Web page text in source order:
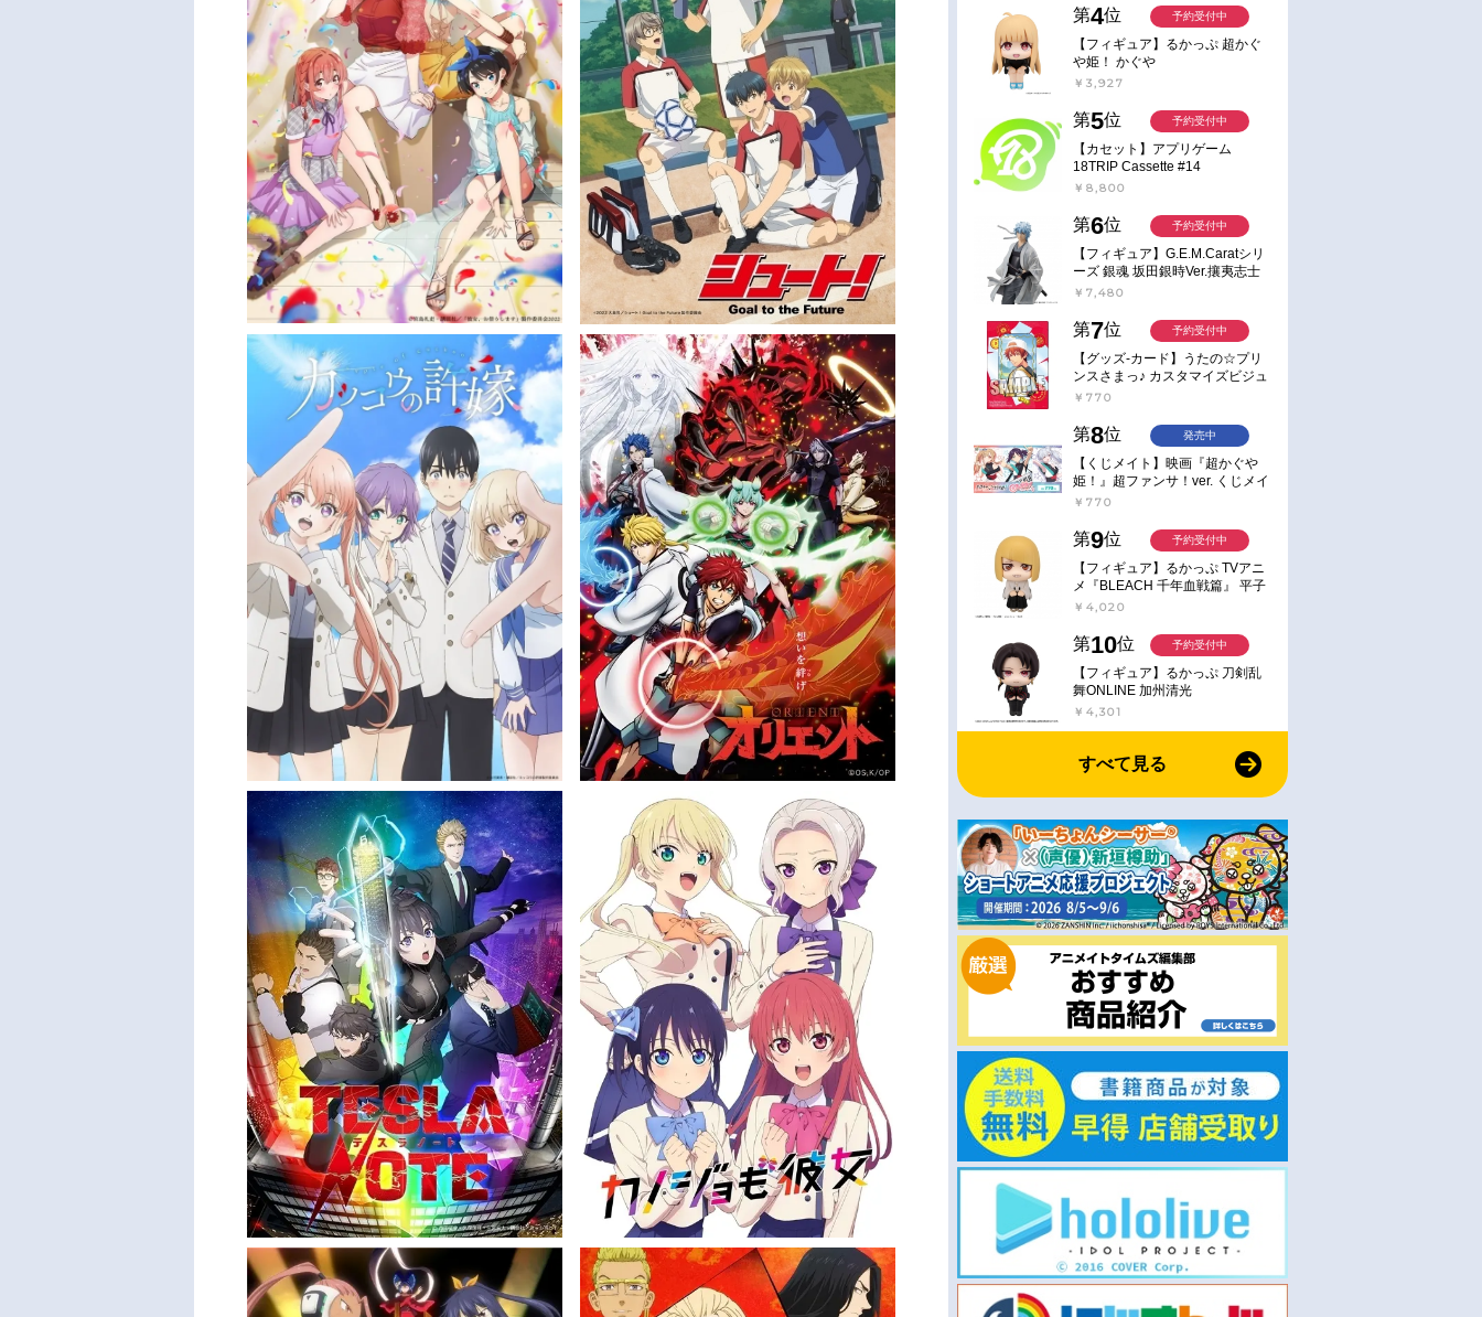
第4位
【フィギュア】るかっぷ 超かぐ
や姫！ かぐや
￥3,927
予約受付中
第5位
【カセット】アプリゲーム
18TRIP Cassette #14
￥8,800
予約受付中
第6位
【フィギュア】G.E.M.Caratシリ
ーズ 銀魂 坂田銀時Ver.攘夷志士
完成品フィギュア
￥7,480
予約受付中
第7位
【グッズ-カード】うたの☆プリ
ンスさまっ♪ カスタマイズビジュ
アルカードコレクション Best
￥770
予約受付中
第8位
【くじメイト】映画『超かぐや
姫！』超ファンサ！ver. くじメイ
ト
￥770
発売中
第9位
【フィギュア】るかっぷ TVアニ
メ『BLEACH 千年血戦篇』 平子
真子
￥4,020
予約受付中
第10位
【フィギュア】るかっぷ 刀剣乱
舞ONLINE 加州清光
￥4,301
予約受付中
すべて見る